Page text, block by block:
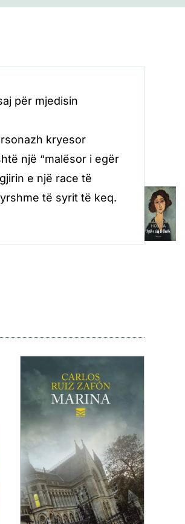
për mjedisin
kryesor
një “malësor i egër
e një race të
të syrit të keq.